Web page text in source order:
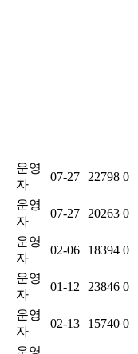
운영
자
07-27 22798 0
운영
자
07-27 20263 0
운영
자
02-06 18394 0
운영
자
01-12 23846 0
운영
자
02-13 15740 0